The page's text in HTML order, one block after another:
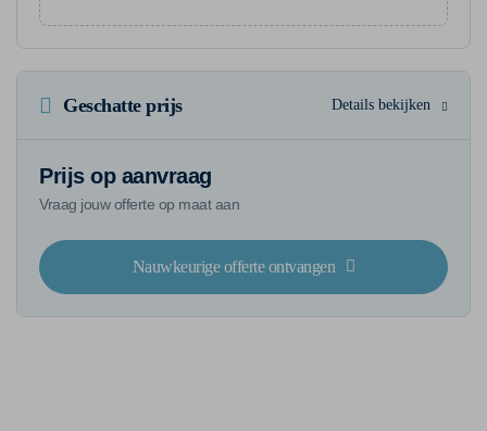
Geschatte prijs Details bekijken
Prijs op aanvraag
Vraag jouw offerte op maat aan
Nauwkeurige offerte ontvangen